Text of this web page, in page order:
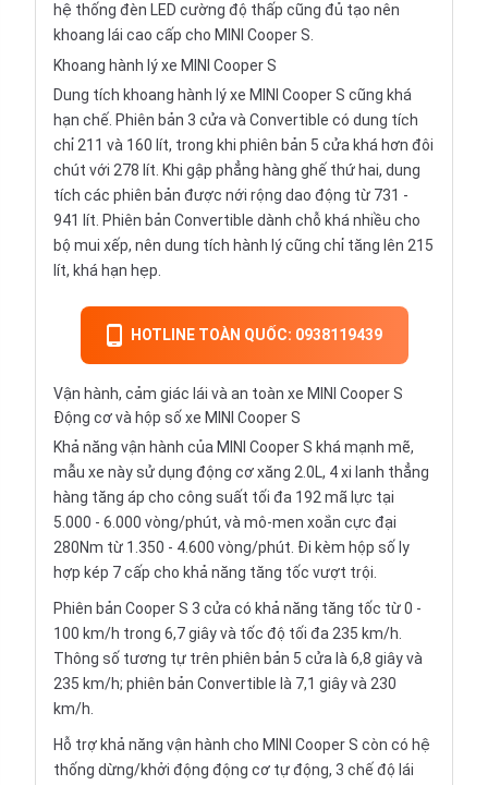
hệ thống đèn LED cường độ thấp cũng đủ tạo nên
khoang lái cao cấp cho MINI Cooper S.
Khoang hành lý xe MINI Cooper S
Dung tích khoang hành lý xe MINI Cooper S cũng khá
hạn chế. Phiên bản 3 cửa và Convertible có dung tích
chỉ 211 và 160 lít, trong khi phiên bản 5 cửa khá hơn đôi
chút với 278 lít. Khi gập phẳng hàng ghế thứ hai, dung
tích các phiên bản được nới rộng dao động từ 731 -
941 lít. Phiên bản Convertible dành chỗ khá nhiều cho
bộ mui xếp, nên dung tích hành lý cũng chỉ tăng lên 215
lít, khá hạn hẹp.
HOTLINE TOÀN QUỐC: 0938119439
Vận hành, cảm giác lái và an toàn xe MINI Cooper S
Động cơ và hộp số xe MINI Cooper S
Khả năng vận hành của MINI Cooper S khá mạnh mẽ,
mẫu xe này sử dụng động cơ xăng 2.0L, 4 xi lanh thẳng
hàng tăng áp cho công suất tối đa 192 mã lực tại
5.000 - 6.000 vòng/phút, và mô-men xoắn cực đại
280Nm từ 1.350 - 4.600 vòng/phút. Đi kèm hộp số ly
hợp kép 7 cấp cho khả năng tăng tốc vượt trội.
Phiên bản Cooper S 3 cửa có khả năng tăng tốc từ 0 -
100 km/h trong 6,7 giây và tốc độ tối đa 235 km/h.
Thông số tương tự trên phiên bản 5 cửa là 6,8 giây và
235 km/h; phiên bản Convertible là 7,1 giây và 230
km/h.
Hỗ trợ khả năng vận hành cho MINI Cooper S còn có hệ
thống dừng/khởi động động cơ tự động, 3 chế độ lái